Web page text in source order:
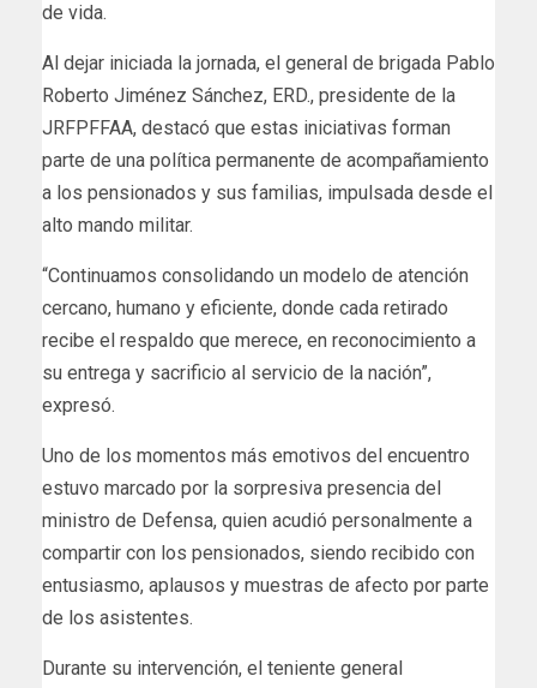
de vida.
Al dejar iniciada la jornada, el general de brigada Pablo
Roberto Jiménez Sánchez, ERD., presidente de la
JRFPFFAA, destacó que estas iniciativas forman
parte de una política permanente de acompañamiento
a los pensionados y sus familias, impulsada desde el
alto mando militar.
“Continuamos consolidando un modelo de atención
cercano, humano y eficiente, donde cada retirado
recibe el respaldo que merece, en reconocimiento a
su entrega y sacrificio al servicio de la nación”,
expresó.
Uno de los momentos más emotivos del encuentro
estuvo marcado por la sorpresiva presencia del
ministro de Defensa, quien acudió personalmente a
compartir con los pensionados, siendo recibido con
entusiasmo, aplausos y muestras de afecto por parte
de los asistentes.
Durante su intervención, el teniente general